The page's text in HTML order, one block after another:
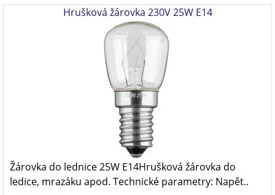
Hrušková žárovka 230V 25W E14
Žárovka do lednice 25W E14Hrušková žárovka do
ledice, mrazáku apod. Technické parametry: Napět..